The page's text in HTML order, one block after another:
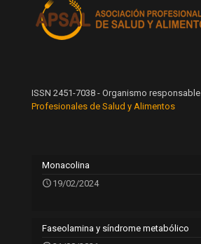
ISSN 2451-7038 - Organismo responsable
Profesionales de Salud y Alimentos
Monacolina
19/02/2024
Faseolamina y síndrome metabólico